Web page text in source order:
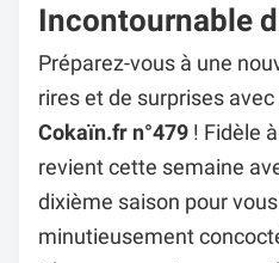
Incontournable
Préparez-vous à une
rires et de surprises
Cokaïn.fr n°479 ! Fidèle
revient cette semaine
dixième saison pour
minutieusement